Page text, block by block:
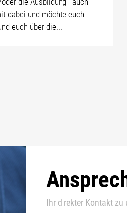
dabei und möchte euch
euch über die...
Ihr direkter Kontakt zu